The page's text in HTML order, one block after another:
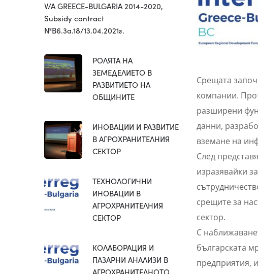
Срещата
компании.
разширени
данни,
вземане на
След
изразявайки
срещите за
сектор.
С
българската
предприятия,
V/A GREECE-BULGARIA 2014-2020,
Subsidy contract
№B6.3a.18/13.04.2021г.
РОЛЯТА НА
ЗЕМЕДЕЛИЕТО В
РАЗВИТИЕТО НА
ОБЩИНИТЕ
ИНОВАЦИИ И РАЗВИТИЕ
В АГРОХРАНИТЕЛНИЯ
СЕКТОР
ТЕХНОЛОГИЧНИ
ИНОВАЦИИ В
АГРОХРАНИТЕЛНИЯ
СЕКТОР
КОЛАБОРАЦИЯ И
ПАЗАРНИ АНАЛИЗИ В
АГРОХРАНИТЕЛНОТО